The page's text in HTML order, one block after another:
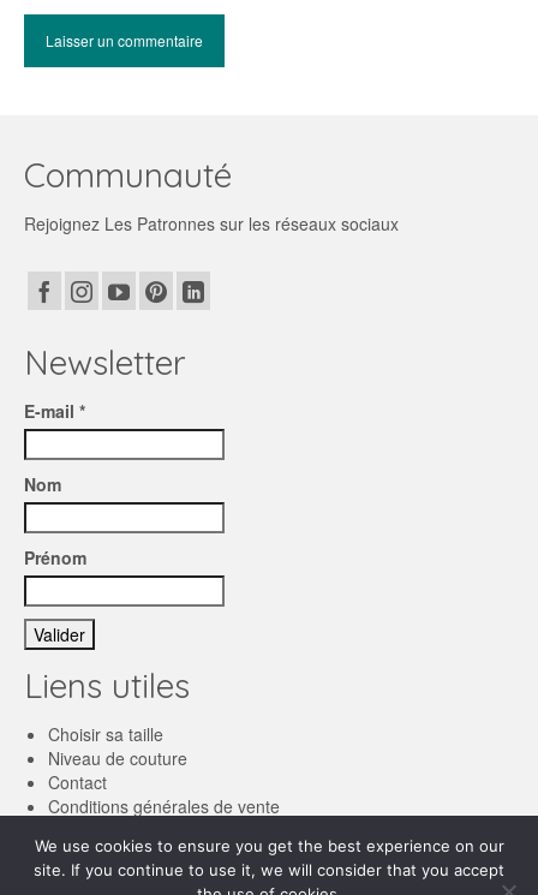
Communauté
Rejoignez Les Patronnes sur les réseaux sociaux
Newsletter
E-mail *
Nom
Prénom
Liens utiles
Choisir sa taille
Niveau de couture
Contact
Conditions générales de vente
We use cookies to ensure you get the best experience on our
site. If you continue to use it, we will consider that you accept